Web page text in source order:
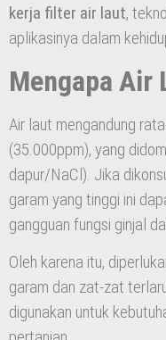
kerja filter air laut,
aplikasinya dalam
Mengapa
Air laut mengandung
(35.000ppm), yang
dapur/NaCl). Jika
garam yang tinggi ini
gangguan fungsi ginjal
Oleh karena itu,
garam dan zat-zat
digunakan untuk